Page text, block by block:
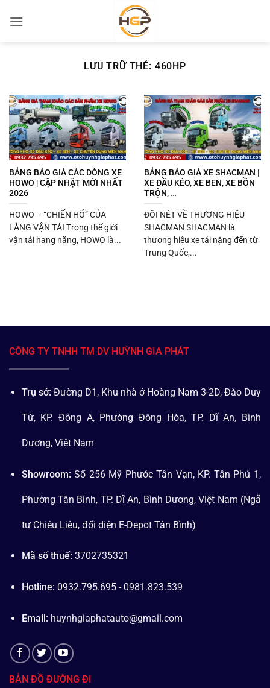
qua
LƯU TRỮ THẺ: 460HP
BẢNG BÁO GIÁ CÁC DÒNG XE
HOWO | CẬP NHẬT MỚI NHẤT
2026
HOWO – “CHIẾN HỔ” CỦA
LÀNG VẬN TẢI Trong thế giới
vận tải hạng nặng, HOWO là...
BẢNG BÁO GIÁ XE SHACMAN |
XE ĐẦU KÉO, XE BEN, XE BỒN
TRỘN, …
ĐÔI NÉT VỀ THƯƠNG HIỆU
SHACMAN SHACMAN là
thương hiệu xe tải nặng đến từ
Trung Quốc,...
CÔNG TY TNHH TM DV HUỲNH GIA PHÁT
Trụ sở: Đường D1, Khu nhà ở Hoàng Nam 3-2D, Đào Duy
Từ, KP. Đông A, Phường Đông Hòa, TP. Dĩ An, Bình
Dương, Việt Nam
Showroom: Số 256 Mỹ Phước Tân Vạn, KP. Tân Phú 1,
Phường Tân Bình, TP. Dĩ An, Bình Dương, Việt Nam (Ngã
tư Chiêu Liêu, đối diện E-Depot Tân Bình)
Mã số thuế: 3702735321
Hotline: 0932.795.695 - 0981.823.539
Email: huynhgiaphatauto@gmail.com
BẢN ĐỒ ĐƯỜNG ĐI